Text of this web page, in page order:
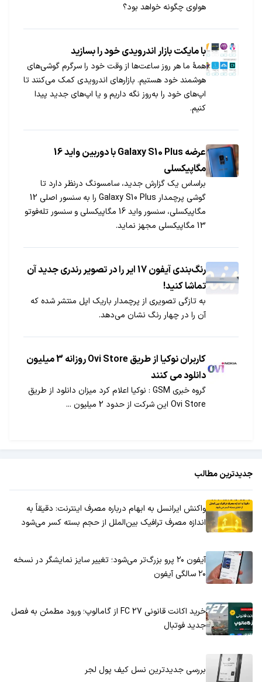
هواوی چگونه خواهد بود؟
با مایکت بازار اندرویدی خود را بسازید
همهٔ ما هر روز ساعت‌ها از وقت خود را سرگرم گوشی‌های
هوشمند خود هستیم. بازار‌های اندرویدی کمک می‌کنند تا
اپ‌های خود را به‌روز نگه داریم و یا اپ‌های جدید پیدا
کنیم.
عرضه Galaxy S10 Plus با دوربین واید 16
مگاپیکسلی
براساس یک گزارش جدید، سامسونگ درنظر دارد تا
گوشی پرچمدار Galaxy S10 Plus را به سنسور اصلی 12
مگاپیکسلی، سنسور واید 16 مگاپیکسلی و سنسور تله‌فوتو
13 مگاپیکسلی مجهز نماید.
رنگ‌بندی آیفون 17 ایر را در تصویر رندری جدید آن
تماشا کنید!
به تازگی تصویری از پرچمدار باریک اپل منتشر شده که
آن را در چهار رنگ نشان می‌دهد.
کاربران نوکیا از طریق Ovi Store روزانه 3 میلیون
دانلود می کنند
گروه خبری GSM : نوکیا اعلام کرد میزان دانلود از طریق
Ovi Store این شرکت از حدود 2 میلیون ...
جدیدترین مطالب
واکنش ایرانسل به ابهام درباره مصرف اینترنت: دقیقاً به
اندازه مصرف ترافیک بین‌الملل از حجم بسته کسر می‌شود
آیفون ۲۰ پرو بزرگ‌تر می‌شود؛ تغییر سایز نمایشگر در نسخه
۲۰ سالگی آیفون
خرید اکانت قانونی FC 27 از گامالوپ؛ ورود مطمئن به فصل
جدید فوتبال
بررسی جدیدترین نسل کیف پول لجر